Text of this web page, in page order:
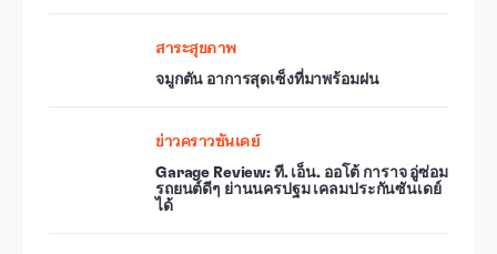
สาระสุขภาพ
จมูกตัน อาการสุดเซ็งที่มาพร้อมฝน
ข่าวคราวซันเดย์
Garage Review: ที. เอ็น. ออโต้ การาจ อู่ซ่อม
รถยนต์ดีๆ ย่านนครปฐม เคลมประกันซันเดย์
ได้